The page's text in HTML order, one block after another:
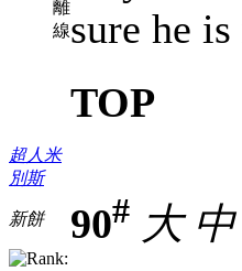
離
線sure he
TOP
超人米
別斯
新餅 90# 大 中